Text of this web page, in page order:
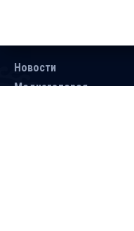
Новости
Медиагалерея